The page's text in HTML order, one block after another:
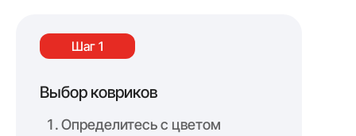
Шаг 1
Выбор ковриков
Определитесь с цветом